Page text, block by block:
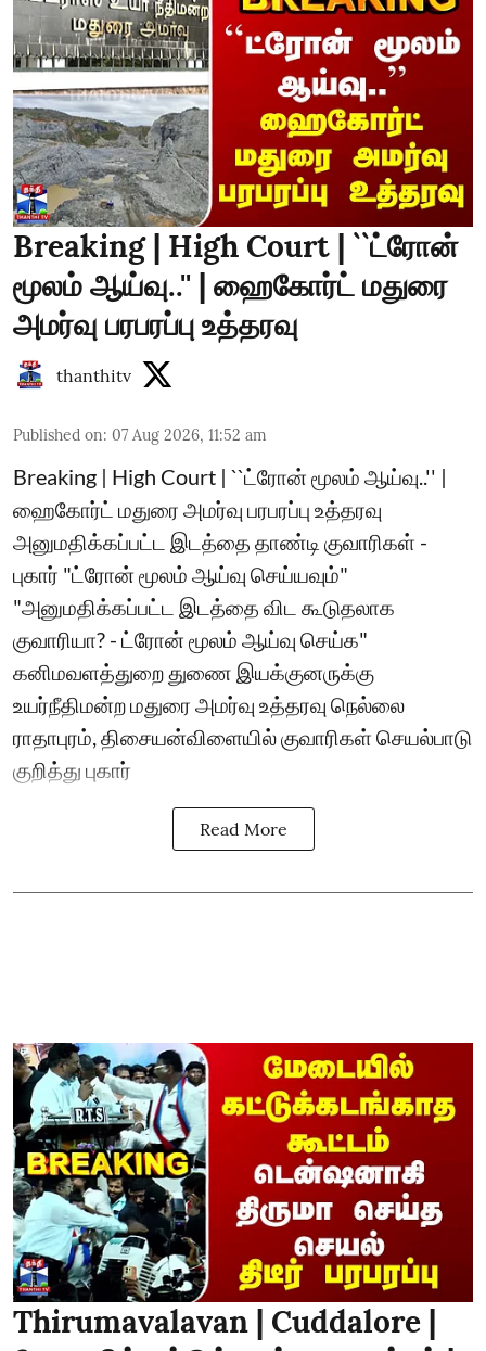
Breaking | High Court | ``ட்ரோன்
மூலம் ஆய்வு..'' | ஹைகோர்ட் மதுரை
அமர்வு பரபரப்பு உத்தரவு
thanthitv
Published on: 07 Aug 2026, 11:52 am
Breaking | High Court | ``ட்ரோன் மூலம் ஆய்வு..'' |
ஹைகோர்ட் மதுரை அமர்வு பரபரப்பு உத்தரவு
அனுமதிக்கப்பட்ட இடத்தை தாண்டி குவாரிகள் -
புகார் "ட்ரோன் மூலம் ஆய்வு செய்யவும்"
"அனுமதிக்கப்பட்ட இடத்தை விட கூடுதலாக
குவாரியா? - ட்ரோன் மூலம் ஆய்வு செய்க"
கனிமவளத்துறை துணை இயக்குனருக்கு
உயர்நீதிமன்ற மதுரை அமர்வு உத்தரவு நெல்லை
ராதாபுரம், திசையன்விளையில் குவாரிகள் செயல்பாடு
குறித்து புகார்
Read More
Thirumavalavan | Cuddalore |